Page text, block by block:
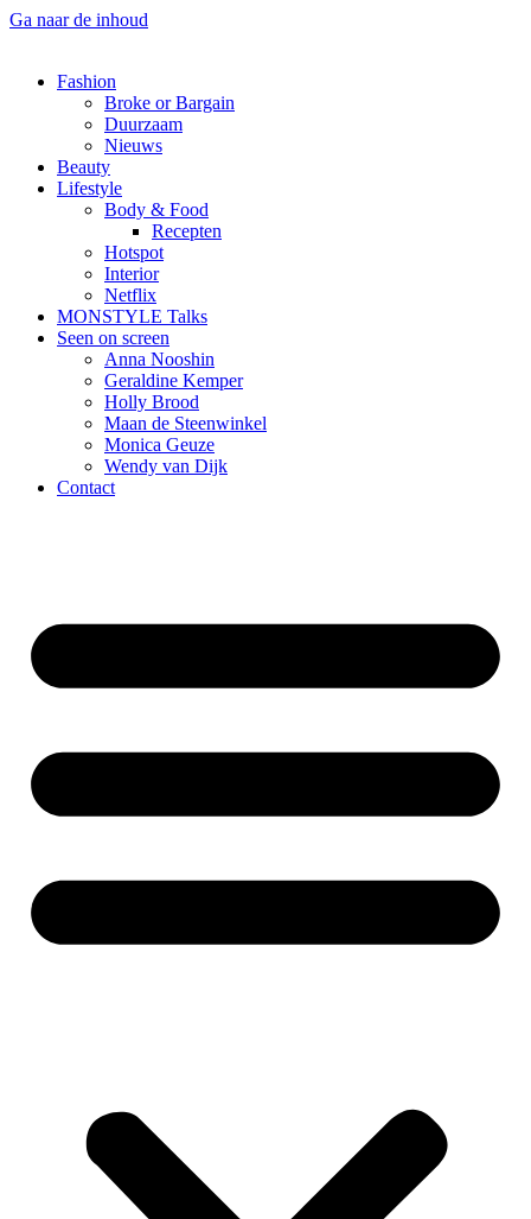
Ga naar de inhoud
Fashion
Broke or Bargain
Duurzaam
Nieuws
Beauty
Lifestyle
Body & Food
Recepten
Hotspot
Interior
Netflix
MONSTYLE Talks
Seen on screen
Anna Nooshin
Geraldine Kemper
Holly Brood
Maan de Steenwinkel
Monica Geuze
Wendy van Dijk
Contact